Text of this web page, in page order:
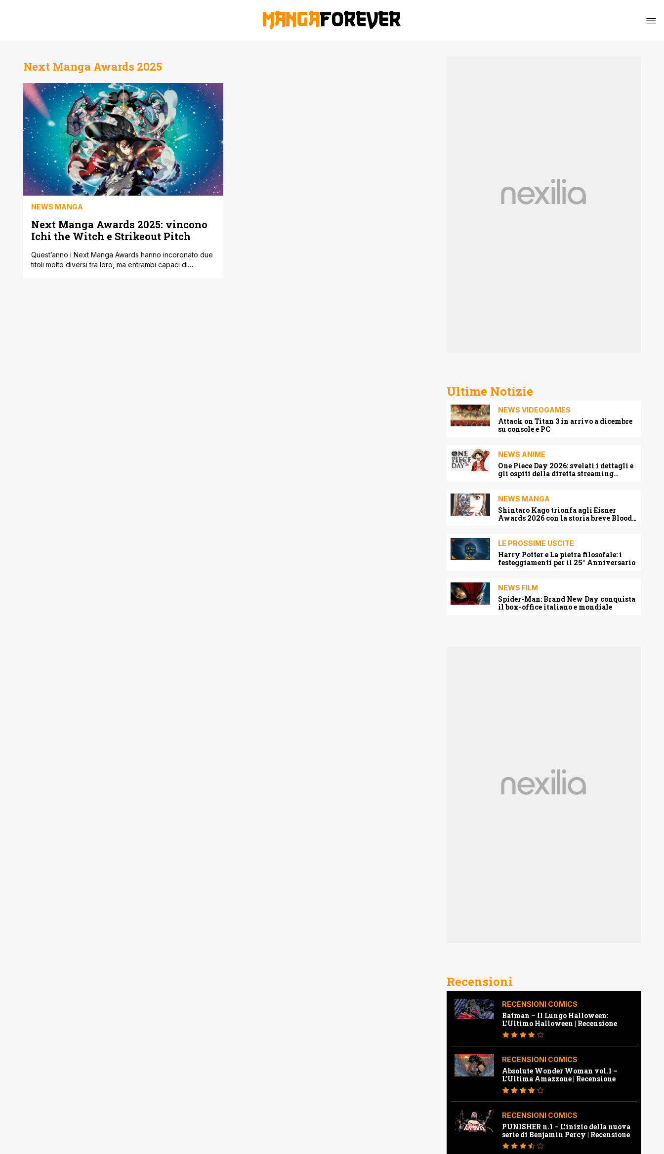
Next Manga Awards 2025
NEWS MANGA
Next Manga Awards 2025: vincono
Ichi the Witch e Strikeout Pitch
Quest’anno i Next Manga Awards hanno incoronato due
titoli molto diversi tra loro, ma entrambi capaci di
Ultime Notizie
NEWS VIDEOGAMES
Attack on Titan 3 in arrivo a dicembre
su console e PC
NEWS ANIME
One Piece Day 2026: svelati i dettagli e
gli ospiti della diretta streaming
NEWS MANGA
Shintaro Kago trionfa agli Eisner
Awards 2026 con la storia breve Blood
LE PROSSIME USCITE
Harry Potter e La pietra filosofale: i
festeggiamenti per il 25° Anniversario
NEWS FILM
Spider-Man: Brand New Day conquista
il box-office italiano e mondiale
Recensioni
RECENSIONI COMICS
Batman – Il Lungo Halloween:
L’Ultimo Halloween | Recensione
RECENSIONI COMICS
Absolute Wonder Woman vol.1 –
L’Ultima Amazzone | Recensione
RECENSIONI COMICS
PUNISHER n.1 – L’inizio della nuova
serie di Benjamin Percy | Recensione